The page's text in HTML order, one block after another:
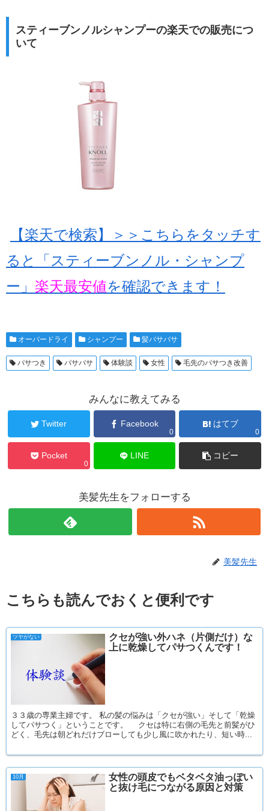
スティーブンノルシャンプーの楽天での販売につ
いて
【楽天で検索】＞＞こちらをタッチす
ると「スティーブンノル・シャンプ
ー」 楽天最安値を確認できます！
オーバードライ シャンプー 髪バサバサ
パサつき パサパサ 体験談 女性 毛先のパサつき改善
みんなに教えてみる
Twitter Facebook
0
はてブ
0
Pocket
0
LINE コピー
美髪先生をフォローする
美髪先生
こちらも読んでおくと便利です
ツヤがない
クセが強い外ハネ（片側だけ）な
上に乾燥してパサつくんです！
３３歳の専業主婦です。 私の髪の悩みは「クセが強い」そして「乾燥
してパサつく」ということです。 クセは特に右側の毛先と前髪がひ
どく、毛先は朝どれだけブローしても少し風に吹かれたり、短い時...
10月
女性の頭皮でもベタベタ油っぽい
と抜け毛につながる原因と対策